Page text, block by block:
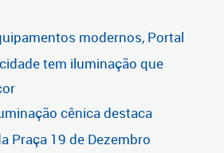
modernos, Portal
tem iluminação que
cênica destaca
Praça 19 de Dezembro